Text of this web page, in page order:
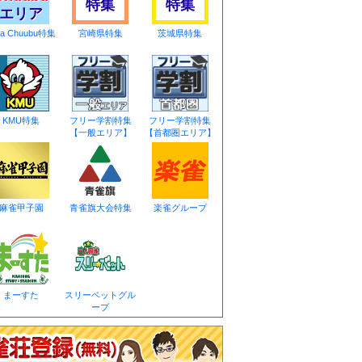
エリア
Chuubu特集
特集
宮崎県特集
特集
茨城県特集
KMU特集
フリー学割特集
【一般エリア】
フリー学割特集
【首都圏エリア】
雀甲子園 青雀旗大会特集 楽雀グループ
まーすた
スリーベットグル
ープ